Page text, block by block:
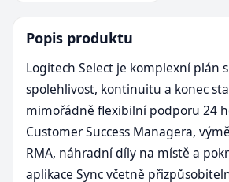
Popis produktu
Logitech Select je komplexní plán
spolehlivost, kontinuitu a konec
mimořádně flexibilní podporu 24
Customer Success Managera,
RMA, náhradní díly na místě a
aplikace Sync včetně